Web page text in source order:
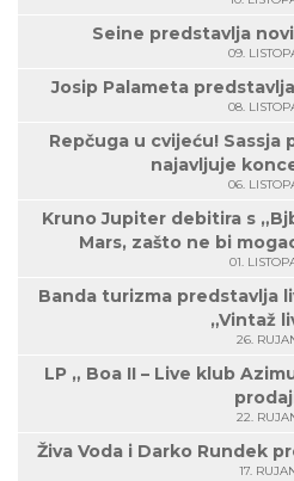
Seine predstavlja
09.
Josip Palameta
08.
Repčuga u cvijeću! Sassja
najavljuje
06.
Kruno Jupiter debitira s
Mars, zašto ne bi
01.
Banda turizma predstavlja
„Vintaž
26.
LP „ Boa II – Live klub
22.
Živa Voda i Darko Rundek
17.